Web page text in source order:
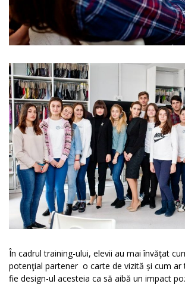
În cadrul training-ului, elevii au mai învăţat
potenţial partener o carte de vizită și cum ar
fie design-ul acesteia ca să aibă un impact